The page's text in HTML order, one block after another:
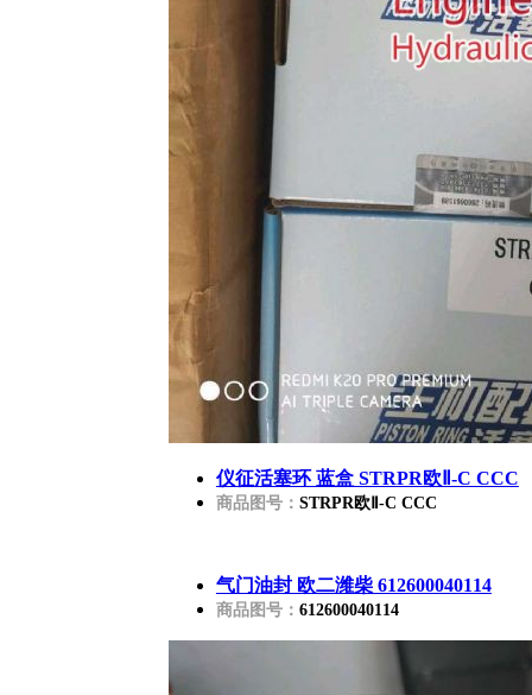
仪征活塞环 蓝盒 STRPR欧Ⅱ-C CCC
商品图号： STRPR欧Ⅱ-C CCC
气门油封 欧二潍柴 612600040114
商品图号： 612600040114